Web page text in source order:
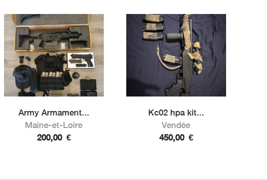
Army Armament...
Maine-et-Loire
200,00 €
Kc02 hpa kit...
Vendée
450,00 €